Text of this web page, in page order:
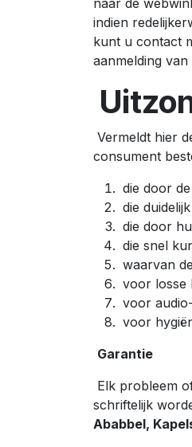
naar de
indien
kunt u contact
aanmelding
Vermeldt hier
consument
die door
die
die door
die snel
waarvan
voor losse
voor
voor
Garantie
Elk probleem
schriftelijk
Ababbel,